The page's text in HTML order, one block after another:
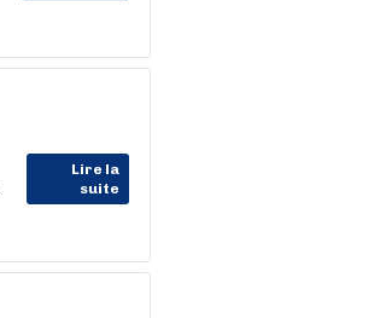
Lire la
suite